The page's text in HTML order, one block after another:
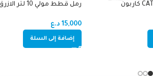
رمل قطط مولي 10 لتر الازرق
15,000 د.ع
إضافة إلى السلة